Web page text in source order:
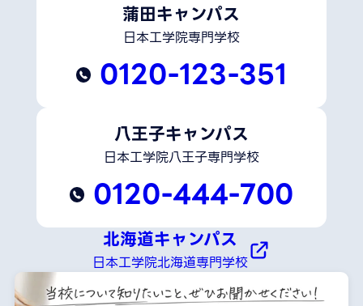
蒲田キャンパス
日本工学院専門学校
0120-123-351
八王子キャンパス
日本工学院八王子専門学校
0120-444-700
北海道キャンパス
日本工学院北海道専門学校